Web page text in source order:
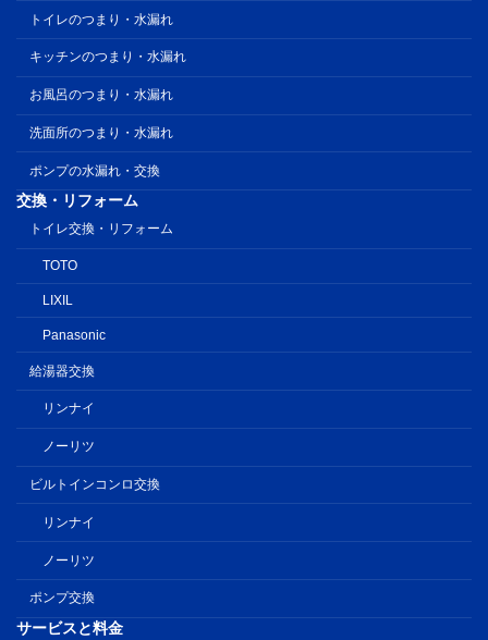
トイレのつまり・水漏れ
キッチンのつまり・水漏れ
お風呂のつまり・水漏れ
洗面所のつまり・水漏れ
ポンプの水漏れ・交換
交換・リフォーム
トイレ交換・リフォーム
TOTO
LIXIL
Panasonic
給湯器交換
リンナイ
ノーリツ
ビルトインコンロ交換
リンナイ
ノーリツ
ポンプ交換
サービスと料金